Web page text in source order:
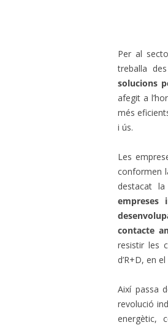
Per al
treballa
solucions
afegit a
més
i ús.
Les
conformen
destacat
empreses
contacte
resistir les
d’R+D, en
Així passa
revolució
energètic,